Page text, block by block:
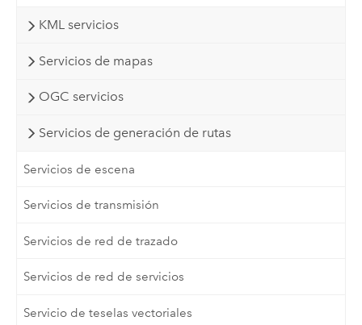
KML servicios
Servicios de mapas
OGC servicios
Servicios de generación de rutas
Servicios de escena
Servicios de transmisión
Servicios de red de trazado
Servicios de red de servicios
Servicio de teselas vectoriales